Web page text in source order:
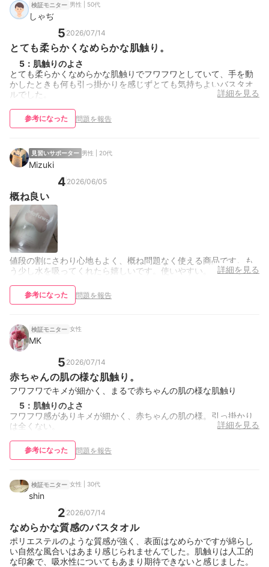
検証モニター 男性 | 50代
しゃぢ
5 2026/07/14
とても柔らかくなめらかな肌触り。
5 ： 肌触りのよさ
とても柔らかくなめらかな肌触りでフワフワとしていて、手を動
かしたときも何も引っ掛かりを感じずとても気持ちよいバスタオ
ルでした。
詳細を見る
参考になった 問題を報告
見習いサポーター 男性 | 20代
Mizuki
4 2026/06/05
概ね良い
値段の割にさわり心地もよく、概ね問題なく使える商品です。も
う少し水を吸ってくれたら嬉しいです。使いやすい。
詳細を見る
参考になった 問題を報告
検証モニター 女性
MK
5 2026/07/14
赤ちゃんの肌の様な肌触り。
フワフワでキメが細かく、まるで赤ちゃんの肌の様な肌触り
5 ： 肌触りのよさ
フワフワ感がありキメが細かく、赤ちゃんの肌の様。引っ掛かり
は全くない。
詳細を見る
参考になった 問題を報告
検証モニター 女性 | 30代
shin
2 2026/07/14
なめらかな質感のバスタオル
ポリエステルのような質感が強く、表面はなめらかですが綿らし
い自然な風合いはあまり感じられませんでした。肌触りは人工的
な印象で、吸水性についてもあまり期待できないと感じました。